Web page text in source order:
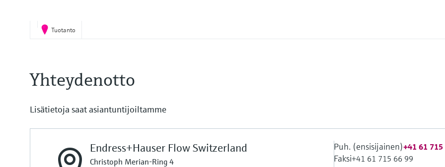
Tuotanto
Yhteydenotto
Lisätietoja saat asiantuntijoiltamme
Endress+Hauser Flow Switzerland
Christoph Merian-Ring 4
Puh. (ensisijainen)+41 61 715
Faksi+41 61 715 66 99